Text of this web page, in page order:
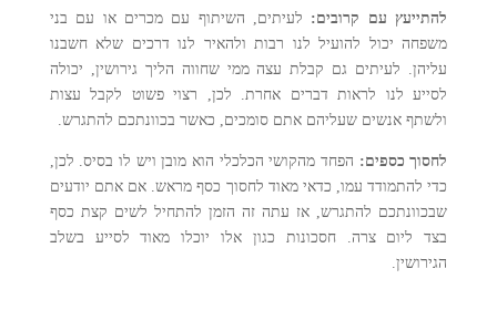
להתייעץ עם קרובים: לעיתים, השיתוף עם מכרים או עם בני
משפחה יכול להועיל לנו רבות ולהאיר לנו דרכים שלא חשבנו
עליהן. לעיתים גם קבלת עצה ממי שחווה הליך גירושין, יכולה
לסייע לנו לראות דברים אחרת. לכן, רצוי פשוט לקבל עצות
ולשתף אנשים שעליהם אתם סומכים, כאשר בכוונתכם להתגרש.
לחסוך כספים: הפחד מהקושי הכלכלי הוא מובן ויש לו בסיס. לכן,
כדי להתמודד עמו, כדאי מאוד לחסוך כסף מראש. אם אתם יודעים
שבכוונתכם להתגרש, אז עתה זה הזמן להתחיל לשים קצת כסף
בצד ליום צרה. חסכונות כגון אלו יוכלו מאוד לסייע בשלב
הגירושין.